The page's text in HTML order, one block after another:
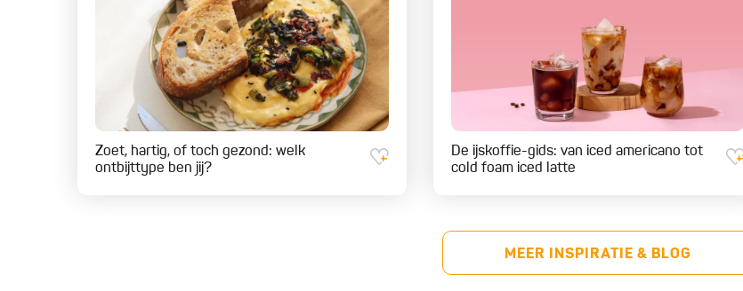
Zoet, hartig, of toch gezond: welk
ontbijttype ben jij?
De ijskoffie-gids: van iced americano tot
cold foam iced latte
MEER INSPIRATIE & BLOG